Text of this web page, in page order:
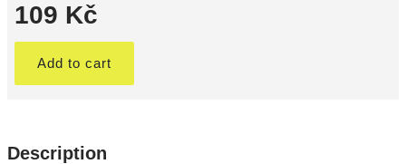
109 Kč
Add to cart
Description